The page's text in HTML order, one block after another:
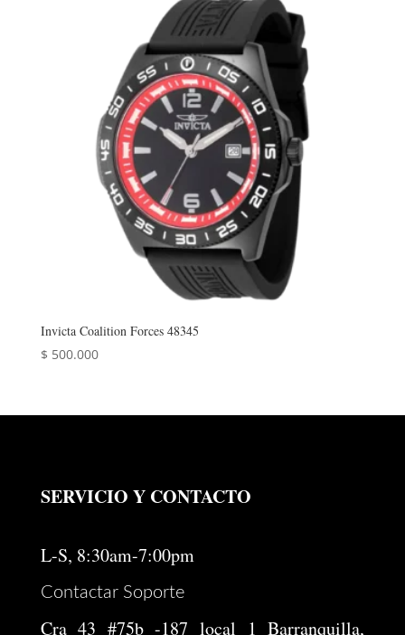
Invicta Coalition Forces 48345
$ 500.000
SERVICIO Y CONTACTO
L-S, 8:30am-7:00pm
Contactar Soporte
Cra 43 #75b -187 local 1 Barranquilla,